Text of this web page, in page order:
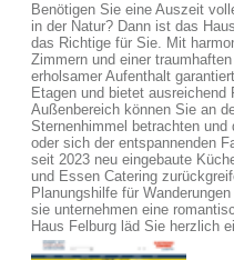
Benötigen Sie eine Auszeit
in der Natur? Dann ist das
das Richtige für Sie. Mit
Zimmern und einer
erholsamer Aufenthalt
Etagen und bietet
Außenbereich können Sie an
Sternenhimmel betrachten
oder sich der entspannenden
seit 2023 neu eingebaute
und Essen Catering
Planungshilfe für
sie unternehmen eine
Haus Felburg läd Sie herzlich